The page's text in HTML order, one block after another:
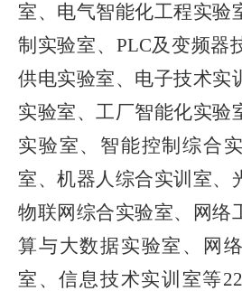
室、电气智能化工程实验
制实验室、PLC及变频器
供电实验室、电子技术实
实验室、工厂智能化实验
实验室、智能控制综合
室、机器人综合实训室、
物联网综合实验室、网络
算与大数据实验室、网
室、信息技术实训室等